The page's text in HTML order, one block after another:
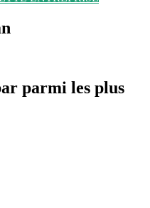
parmi les plus